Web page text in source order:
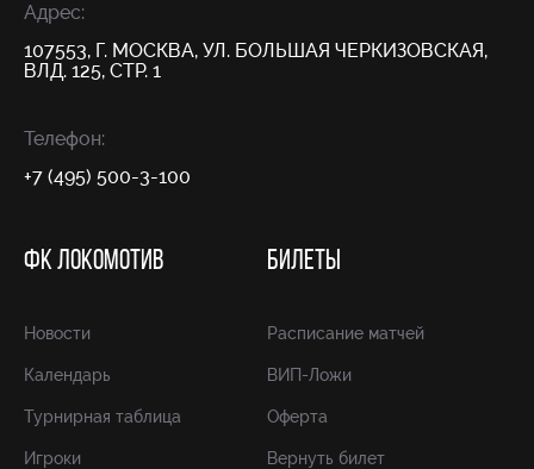
Адрес:
107553, Г. МОСКВА, УЛ. БОЛЬШАЯ ЧЕРКИЗОВСКАЯ,
ВЛД. 125, СТР. 1
Телефон:
+7 (495) 500-3-100
ФК ЛОКОМОТИВ
Новости
Календарь
Турнирная таблица
Игроки
БИЛЕТЫ
Расписание матчей
ВИП-Ложи
Оферта
Вернуть билет